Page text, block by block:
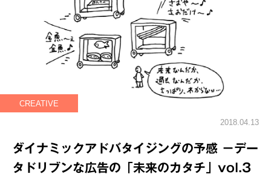
CREATIVE
2018.04.13
ダイナミックアドバタイジングの予感 －デー
タドリブンな広告の「未来のカタチ」vol.3